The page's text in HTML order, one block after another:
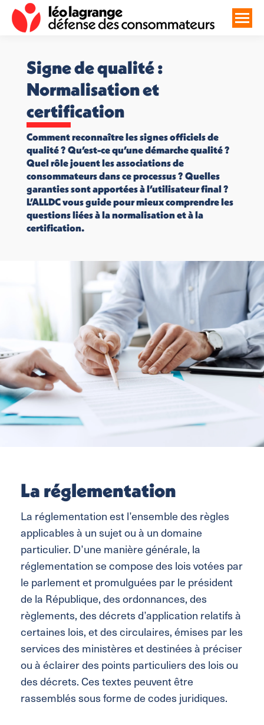
Signe de qualité :
Normalisation et
certification
Comment reconnaître les signes officiels de
qualité ? Qu’est-ce qu’une démarche qualité ?
Quel rôle jouent les associations de
consommateurs dans ce processus ? Quelles
garanties sont apportées à l’utilisateur final ?
L’ALLDC vous guide pour mieux comprendre les
questions liées à la normalisation et à la
certification.
La réglementation
La réglementation est l’ensemble des règles
applicables à un sujet ou à un domaine
particulier. D’une manière générale, la
réglementation se compose des lois votées par
le parlement et promulguées par le président
de la République, des ordonnances, des
règlements, des décrets d’application relatifs à
certaines lois, et des circulaires, émises par les
services des ministères et destinées à préciser
ou à éclairer des points particuliers des lois ou
des décrets. Ces textes peuvent être
rassemblés sous forme de codes juridiques.